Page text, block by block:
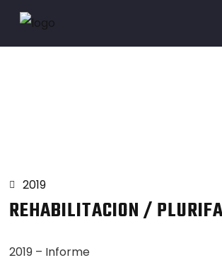
2019
REHABILITACION /
2019 – Informe